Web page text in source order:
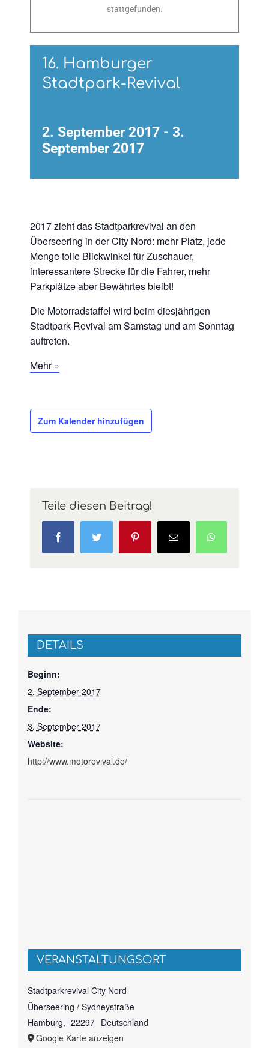
stattgefunden.
16. Hamburger
Stadtpark-Revival
2. September 2017 - 3.
September 2017
2017 zieht das Stadtparkrevival an den
Überseering in der City Nord: mehr Platz, jede
Menge tolle Blickwinkel für Zuschauer,
interessantere Strecke für die Fahrer, mehr
Parkplätze aber Bewährtes bleibt!
Die Motorradstaffel wird beim diesjährigen
Stadtpark-Revival am Samstag und am Sonntag
auftreten.
Mehr »
Zum Kalender hinzufügen
Teile diesen Beitrag!
FacebookTwitter Pinterest
E-
DETAILS
Beginn:
2. September 2017
Ende:
3. September 2017
Website:
http://www.motorevival.de/
VERANSTALTUNGSORT
Stadtparkrevival City Nord
Überseering / Sydneystraße
Hamburg, 22297 Deutschland
Google Karte anzeigen